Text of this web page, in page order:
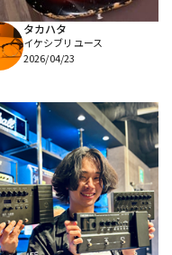
タカハタ
イケシブリユース
2026/04/23